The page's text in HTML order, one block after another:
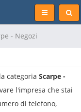
- Negozi
categoria Scarpe -
l'impresa che stai
di telefono,